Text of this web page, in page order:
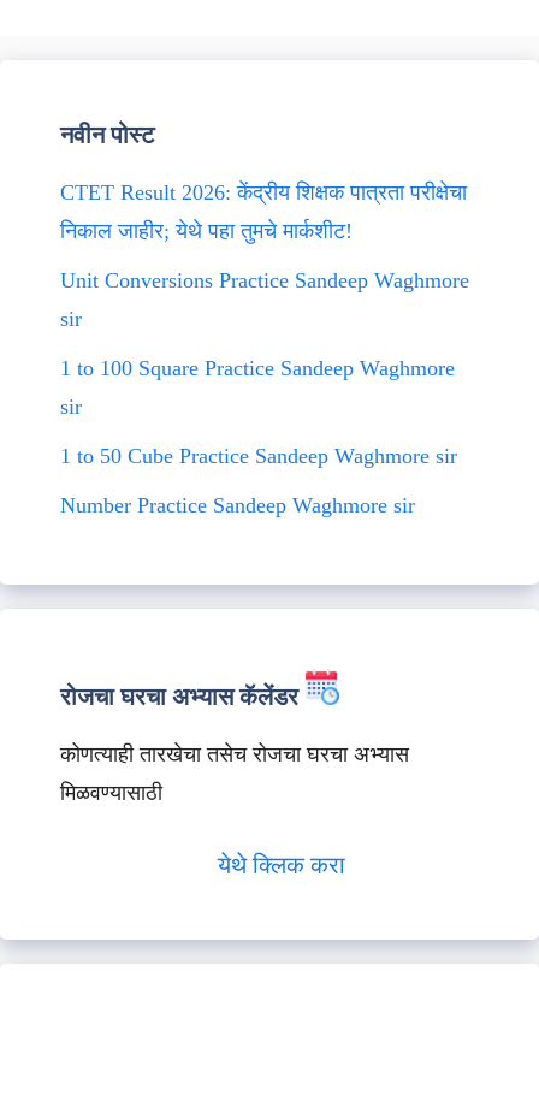
नवीन पोस्ट
CTET Result 2026: केंद्रीय शिक्षक पात्रता परीक्षेचा
निकाल जाहीर; येथे पहा तुमचे मार्कशीट!
Unit Conversions Practice Sandeep Waghmore
sir
1 to 100 Square Practice Sandeep Waghmore
sir
1 to 50 Cube Practice Sandeep Waghmore sir
Number Practice Sandeep Waghmore sir
रोजचा घरचा अभ्यास कॅलेंडर
कोणत्याही तारखेचा तसेच रोजचा घरचा अभ्यास
मिळवण्यासाठी
येथे क्लिक करा